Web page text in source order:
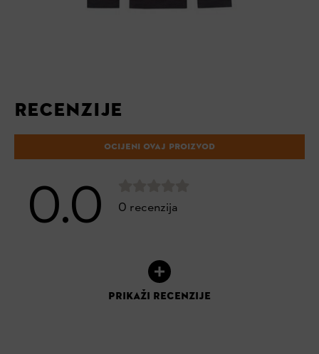
RECENZIJE
OCIJENI OVAJ PROIZVOD
0.0 0 recenzija
PRIKAŽI RECENZIJE